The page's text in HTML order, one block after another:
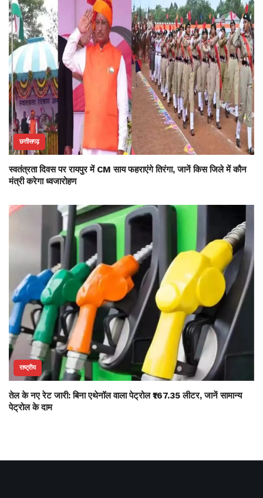
छत्तीसगढ़
स्वतंत्रता दिवस पर रायपुर में CM साय फहराएंगे तिरंगा, जानें किस जिले में कौन
मंत्री करेगा ध्वजारोहण
राष्ट्रीय
तेल के नए रेट जारी: बिना एथेनॉल वाला पेट्रोल ₹167.35 लीटर, जानें सामान्य
पेट्रोल के दाम